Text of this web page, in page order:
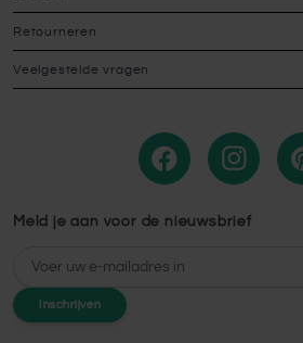
Retourneren
Veelgestelde vragen
Meld je aan voor de nieuwsbrief
E-mailadres
Inschrijven